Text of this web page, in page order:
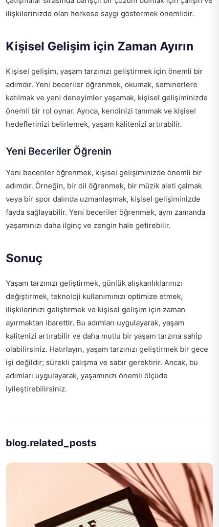
ilişkilerinizde olan herkese saygı göstermek önemlidir.
Kişisel Gelişim için Zaman Ayırın
Kişisel gelişim, yaşam tarzınızı geliştirmek için önemli bir
adımdır. Yeni beceriler öğrenmek, okumak, seminerlere
katılmak ve yeni deneyimler yaşamak, kişisel gelişiminizde
önemli bir rol oynar. Ayrıca, kendinizi tanımak ve kişisel
hedeflerinizi belirlemek, yaşam kalitenizi artırabilir.
Yeni Beceriler Öğrenin
Yeni beceriler öğrenmek, kişisel gelişiminizde önemli bir
adımdır. Örneğin, bir dil öğrenmek, bir müzik aleti çalmak
veya bir spor dalında uzmanlaşmak, kişisel gelişiminizde
fayda sağlayabilir. Yeni beceriler öğrenmek, aynı zamanda
yaşamınızı daha ilginç ve zengin hale getirebilir.
Sonuç
Yaşam tarzınızı geliştirmek, günlük alışkanlıklarınızı
değiştirmek, teknoloji kullanımınızı optimize etmek,
ilişkilerinizi geliştirmek ve kişisel gelişim için zaman
ayırmaktan ibarettir. Bu adımları uygulayarak, yaşam
kalitenizi artırabilir ve daha mutlu bir yaşam tarzına sahip
olabilirsiniz. Hatırlayın, yaşam tarzınızı geliştirmek bir gece
işi değildir; sürekli çalışma ve sabır gerektirir. Ancak, bu
adımları uygulayarak, yaşamınızı önemli ölçüde
iyileştirebilirsiniz.
blog.related_posts